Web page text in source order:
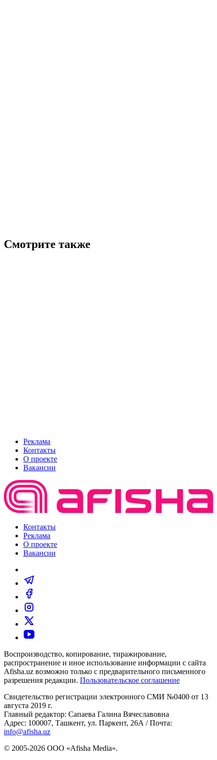
Смотрите также
Реклама
Контакты
О проекте
Вакансии
Контакты
Реклама
О проекте
Вакансии
Воспроизводство, копирование, тиражирование,
распространение и иное использование информации с сайта
Afisha.uz возможно только с предварительного письменного
разрешения редакции. Пользовательское соглашение
Свидетельство регистрации электронного СМИ №0400 от 13
августа 2019 г.
Главный редактор: Сапаева Галина Вячеславовна
Адрес: 100007, Ташкент, ул. Паркент, 26А / Почта:
info@afisha.uz
© 2005-2026 ООО «Afisha Media».